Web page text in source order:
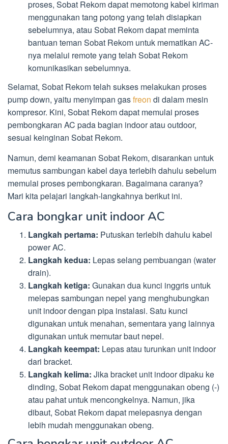
proses, Sobat Rekom dapat memotong kabel kiriman
menggunakan tang potong yang telah disiapkan
sebelumnya, atau Sobat Rekom dapat meminta
bantuan teman Sobat Rekom untuk mematikan AC-
nya melalui remote yang telah Sobat Rekom
komunikasikan sebelumnya.
Selamat, Sobat Rekom telah sukses melakukan proses
pump down, yaitu menyimpan gasfreon di dalam mesin
kompresor. Kini, Sobat Rekom dapat memulai proses
pembongkaran AC pada bagian indoor atau outdoor,
sesuai keinginan Sobat Rekom.
Namun, demi keamanan Sobat Rekom, disarankan untuk
memutus sambungan kabel daya terlebih dahulu sebelum
memulai proses pembongkaran. Bagaimana caranya?
Mari kita pelajari langkah-langkahnya berikut ini.
Cara bongkar unit indoor AC
Langkah pertama: Putuskan terlebih dahulu kabel
power AC.
Langkah kedua: Lepas selang pembuangan (water
drain).
Langkah ketiga: Gunakan dua kunci inggris untuk
melepas sambungan nepel yang menghubungkan
unit indoor dengan pipa instalasi. Satu kunci
digunakan untuk menahan, sementara yang lainnya
digunakan untuk memutar baut nepel.
Langkah keempat: Lepas atau turunkan unit indoor
dari bracket.
Langkah kelima: Jika bracket unit indoor dipaku ke
dinding, Sobat Rekom dapat menggunakan obeng (-)
atau pahat untuk mencongkelnya. Namun, jika
dibaut, Sobat Rekom dapat melepasnya dengan
lebih mudah menggunakan obeng.